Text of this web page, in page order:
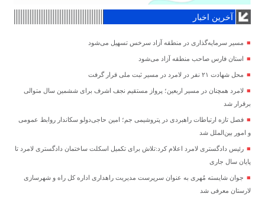
آخرین اخبار
مسیر سرمایه‌گذاری در منطقه آزاد سرخس تسهیل می‌شود
استان فارس صاحب منطقه آزاد می‌شود
محل شهادت ۲۱ نفر در لامرد در مسیر ثبت ملی قرار گرفت
لامرد همچنان در مسیر اربعین؛ پرواز مستقیم نجف اشرف برای ششمین سال متوالی
برقرار شد
فصل تازه ارتباطات راهبردی در پتروشیمی جم؛ امین حاجی‌دولو سکاندار روابط عمومی
و امور بین‌الملل شد
رئیس دادگستری لامرد اعلام کرد:تلاش برای تکمیل اسکلت ساختمان دادگستری لامرد تا
پایان سال جاری
جوان شایسته مُهری به عنوان سرپرست مدیریت راهداری اداره کل راه و شهرسازی
لارستان معرفی شد